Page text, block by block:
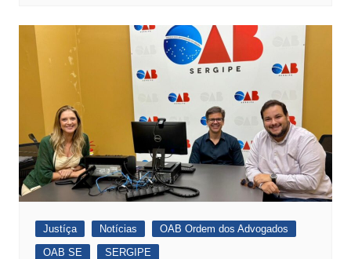
Justíça Notícias
OAB Ordem dos Advogados
OAB SE
SERGIPE